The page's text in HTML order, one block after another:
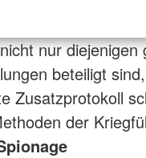
nur diejenigen
beteiligt
Zusatzprotokoll
der